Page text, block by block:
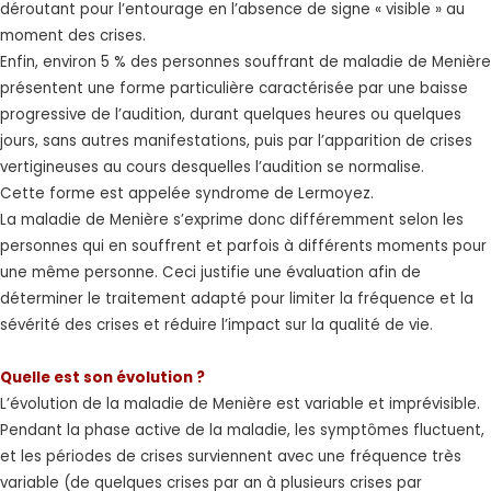
déroutant pour l’entourage en l’absence de signe « visible » au
moment des crises.
Enfin, environ 5 % des personnes souffrant de maladie de Menière
présentent une forme particulière caractérisée par une baisse
progressive de l’audition, durant quelques heures ou quelques
jours, sans autres manifestations, puis par l’apparition de crises
vertigineuses au cours desquelles l’audition se normalise.
Cette forme est appelée syndrome de Lermoyez.
La maladie de Menière s’exprime donc différemment selon les
personnes qui en souffrent et parfois à différents moments pour
une même personne. Ceci justifie une évaluation afin de
déterminer le traitement adapté pour limiter la fréquence et la
sévérité des crises et réduire l’impact sur la qualité de vie.
Quelle est son évolution ?
L’évolution de la maladie de Menière est variable et imprévisible.
Pendant la phase active de la maladie, les symptômes fluctuent,
et les périodes de crises surviennent avec une fréquence très
variable (de quelques crises par an à plusieurs crises par